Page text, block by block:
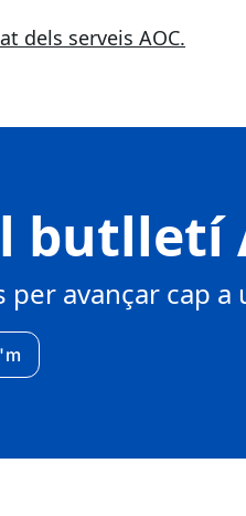
dels serveis AOC.
butlletí
avançar cap